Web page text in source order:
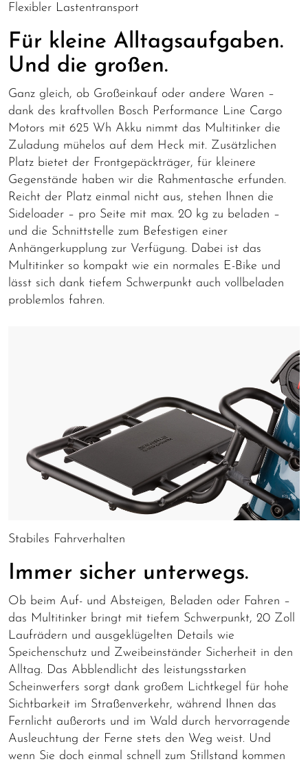
Flexibler Lastentransport
Für kleine Alltagsaufgaben.
Und die großen.
Ganz gleich, ob Großeinkauf oder andere Waren –
dank des kraftvollen Bosch Performance Line Cargo
Motors mit 625 Wh Akku nimmt das Multitinker die
Zuladung mühelos auf dem Heck mit. Zusätzlichen
Platz bietet der Frontgepäckträger, für kleinere
Gegenstände haben wir die Rahmentasche erfunden.
Reicht der Platz einmal nicht aus, stehen Ihnen die
Sideloader – pro Seite mit max. 20 kg zu beladen –
und die Schnittstelle zum Befestigen einer
Anhängerkupplung zur Verfügung. Dabei ist das
Multitinker so kompakt wie ein normales E-Bike und
lässt sich dank tiefem Schwerpunkt auch vollbeladen
problemlos fahren.
Stabiles Fahrverhalten
Immer sicher unterwegs.
Ob beim Auf- und Absteigen, Beladen oder Fahren –
das Multitinker bringt mit tiefem Schwerpunkt, 20 Zoll
Laufrädern und ausgeklügelten Details wie
Speichenschutz und Zweibeinständer Sicherheit in den
Alltag. Das Abblendlicht des leistungsstarken
Scheinwerfers sorgt dank großem Lichtkegel für hohe
Sichtbarkeit im Straßenverkehr, während Ihnen das
Fernlicht außerorts und im Wald durch hervorragende
Ausleuchtung der Ferne stets den Weg weist. Und
wenn Sie doch einmal schnell zum Stillstand kommen